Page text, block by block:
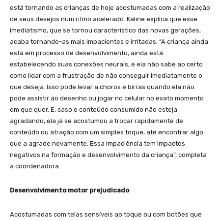
está tornando as crianças de hoje acostumadas com a realização
de seus desejos num ritmo acelerado. Kaline explica que esse
imediatismo, que se tornou característico das novas gerações,
acaba tornando-as mais impacientes e irritadas. “A criança ainda
está em processo de desenvolvimento, ainda está
estabelecendo suas conexões neurais, e ela não sabe ao certo
como lidar com a frustração de não conseguir imediatamente o
que deseja. Isso pode levar a choros e birras quando ela não
pode assistir ao desenho ou jogar no celular no exato momento
em que quer. E, caso o conteúdo consumido não esteja
agradando, ela já se acostumou a trocar rapidamente de
conteúdo ou atração com um simples toque, até encontrar algo
que a agrade novamente. Essa impaciência tem impactos
negativos na formação e desenvolvimento da criança”, completa
a coordenadora.
Desenvolvimento motor prejudicado
Acostumadas com telas sensíveis ao toque ou com botões que